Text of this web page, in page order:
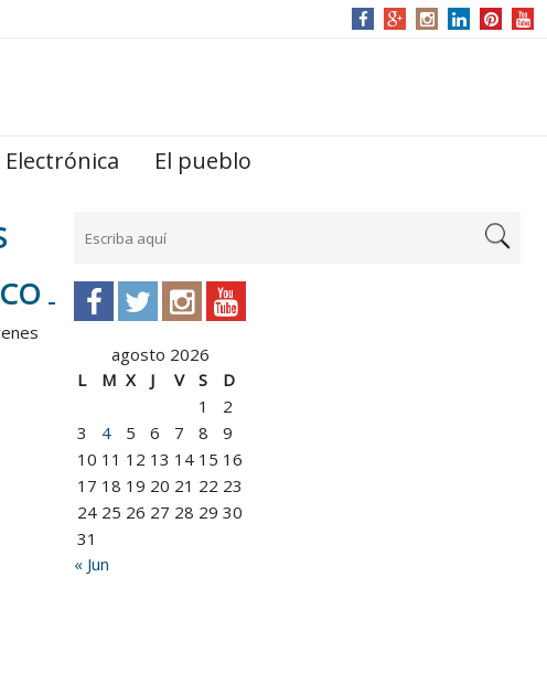
Electrónica El pueblo
agosto 2026
L
M X J V S
D
1
2
3
4 5 6 7 8
9
10 11 12 13 14 15 16
17 18 19 20 21 22 23
24 25 26 27 28 29 30
31
« Jun